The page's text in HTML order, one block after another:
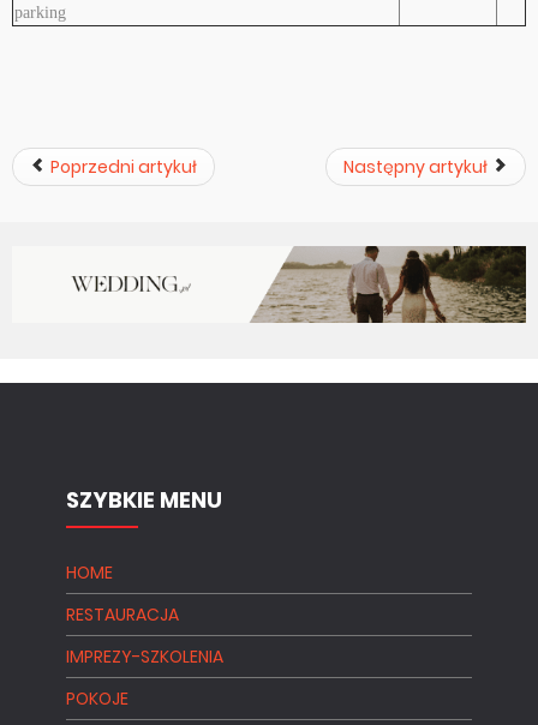
parking
Poprzedni artykuł Następny artykuł
SZYBKIE MENU
HOME
RESTAURACJA
IMPREZY-SZKOLENIA
POKOJE